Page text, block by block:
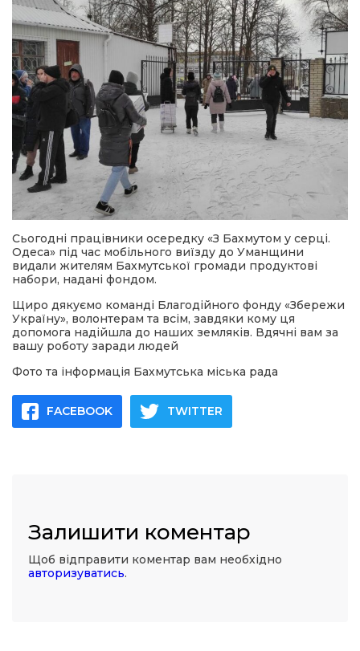
Сьогодні працівники осередку «З Бахмутом у серці.
Одеса» під час мобільного виїзду до Уманщини
видали жителям Бахмутської громади продуктові
набори, надані фондом.
Щиро дякуємо команді Благодійного фонду «Збережи
Україну», волонтерам та всім, завдяки кому ця
допомога надійшла до наших земляків. Вдячні вам за
вашу роботу заради людей
Фото та інформація Бахмутська міська рада
FACEBOOK TWITTER
Залишити коментар
Щоб відправити коментар вам необхідно
авторизуватись.